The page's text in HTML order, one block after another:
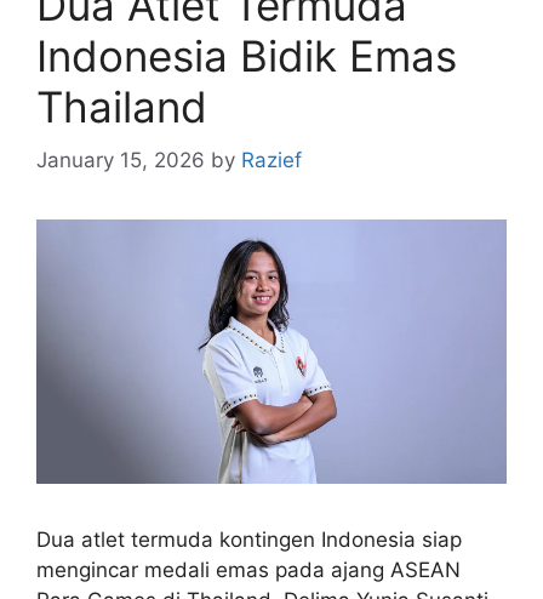
Indonesia Bidik Emas
Thailand
January 15, 2026 by Razief
Dua atlet termuda kontingen Indonesia siap
mengincar medali emas pada ajang ASEAN